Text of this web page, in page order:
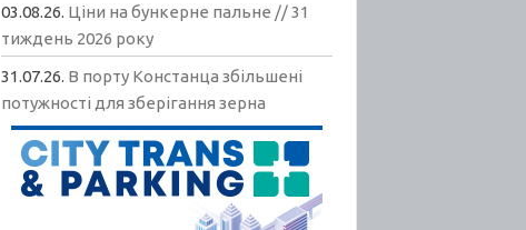
03.08.26. Ціни на бункерне пальне // 31
тиждень 2026 року
31.07.26. В порту Констанца збільшені
потужності для зберігання зерна